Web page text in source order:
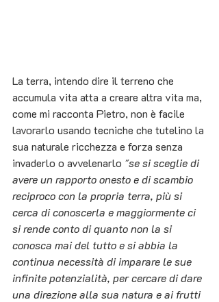
La terra, intendo dire il terreno che
accumula vita atta a creare altra vita ma,
come mi racconta Pietro, non è facile
lavorarlo usando tecniche che tutelino la
sua naturale ricchezza e forza senza
invaderlo o avvelenarlo "se si sceglie di
avere un rapporto onesto e di scambio
reciproco con la propria terra, più si
cerca di conoscerla e maggiormente ci
si rende conto di quanto non la si
conosca mai del tutto e si abbia la
continua necessità di imparare le sue
infinite potenzialità, per cercare di dare
una direzione alla sua natura e ai frutti